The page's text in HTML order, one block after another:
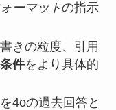
ーマットの指示
きの粒度、引用
件をより具体的
4oの過去回答と